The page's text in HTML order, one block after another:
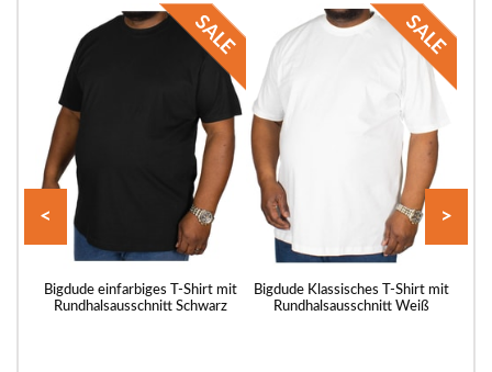
Bigdude einfarbiges T-Shirt mit
Rundhalsausschnitt Schwarz
Bigdude Klassisches T-Shirt mit
Rundhalsausschnitt Weiß
< >